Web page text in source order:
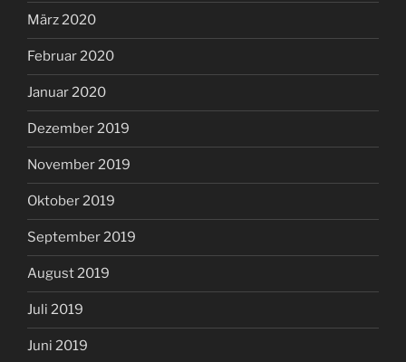
März 2020
Februar 2020
Januar 2020
Dezember 2019
November 2019
Oktober 2019
September 2019
August 2019
Juli 2019
Juni 2019